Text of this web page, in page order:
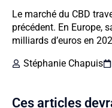
Le marché du CBD
précédent. En Europe,
milliards d’euros en
Stéphanie Chapuis
Ces articles